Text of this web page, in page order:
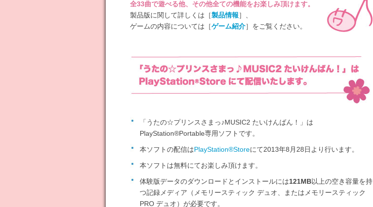
全33曲で遊べる他、その他全ての機能をお楽しみ頂けます。
製品版に関して詳しくは［製品情報 ］、
ゲームの内容については［ゲーム紹介］をご覧ください。
「うたの☆プリンスさまっ♪MUSIC2 たいけんばん！」は
PlayStation®Portable専用ソフトです。
本ソフトの配信は PlayStation®Storeにて2013年8月28日より行います。
本ソフトは無料にてお楽しみ頂けます。
体験版データのダウンロードとインストールには121MB以上の空き容量を持
つ記録メディア（メモリースティック デュオ、またはメモリースティック
PRO デュオ）が必要です。